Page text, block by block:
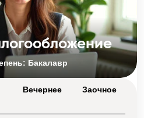
Бакалавр
Вечернее Заочное